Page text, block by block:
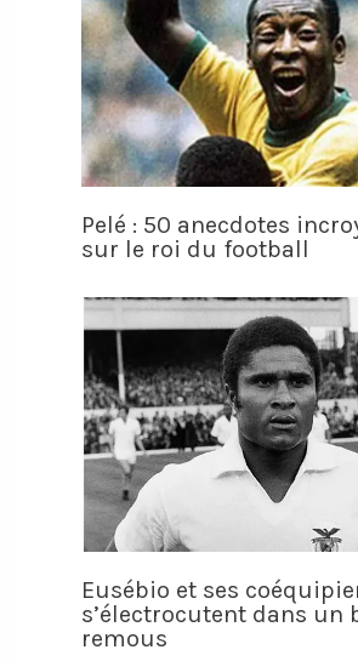
Pelé : 50 anecdotes
sur le roi du football
Eusébio et ses
s’électrocutent dans un
remous